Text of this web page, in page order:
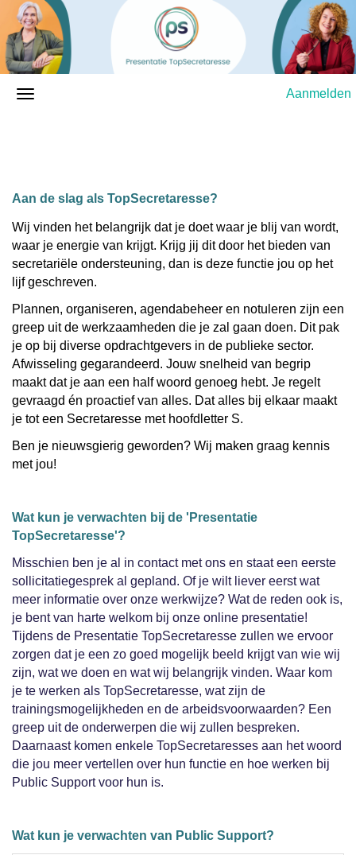
Aanmelden
Aan de slag als TopSecretaresse?
Wij vinden het belangrijk dat je doet waar je blij van wordt,
waar je energie van krijgt. Krijg jij dit door het bieden van
secretariële ondersteuning, dan is deze functie jou op het
lijf geschreven.
Plannen, organiseren, agendabeheer en notuleren zijn een
greep uit de werkzaamheden die je zal gaan doen. Dit pak
je op bij diverse opdrachtgevers in de publieke sector.
Afwisseling gegarandeerd. Jouw snelheid van begrip
maakt dat je aan een half woord genoeg hebt. Je regelt
gevraagd én proactief van alles. Dat alles bij elkaar maakt
je tot een Secretaresse met hoofdletter S.
Ben je nieuwsgierig geworden? Wij maken graag kennis
met jou!
Wat kun je verwachten bij de 'Presentatie
TopSecretaresse'?
Misschien ben je al in contact met ons en staat een eerste
sollicitatiegesprek al gepland. Of je wilt liever eerst wat
meer informatie over onze werkwijze? Wat de reden ook is,
je bent van harte welkom bij onze online presentatie!
Tijdens de Presentatie TopSecretaresse zullen we ervoor
zorgen dat je een zo goed mogelijk beeld krijgt van wie wij
zijn, wat we doen en wat wij belangrijk vinden. Waar kom
je te werken als TopSecretaresse, wat zijn de
trainingsmogelijkheden en de arbeidsvoorwaarden? Een
greep uit de onderwerpen die wij zullen bespreken.
Daarnaast komen enkele TopSecretaresses aan het woord
die jou meer vertellen over hun functie en hoe werken bij
Public Support voor hun is.
Wat kun je verwachten van Public Support?